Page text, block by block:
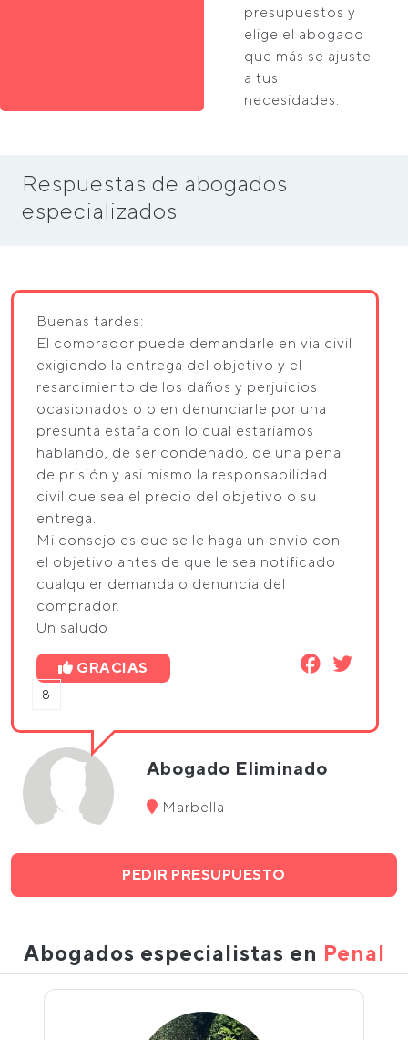
presupuestos y
elige el abogado
que más se ajuste
a tus
necesidades.
Respuestas de abogados
especializados
Buenas tardes:
El comprador puede demandarle en via civil
exigiendo la entrega del objetivo y el
resarcimiento de los daños y perjuicios
ocasionados o bien denunciarle por una
presunta estafa con lo cual estariamos
hablando, de ser condenado, de una pena
de prisión y asi mismo la responsabilidad
civil que sea el precio del objetivo o su
entrega.
Mi consejo es que se le haga un envio con
el objetivo antes de que le sea notificado
cualquier demanda o denuncia del
comprador.
Un saludo
GRACIAS
8
Abogado Eliminado
Marbella
PEDIR PRESUPUESTO
Abogados especialistas en Penal